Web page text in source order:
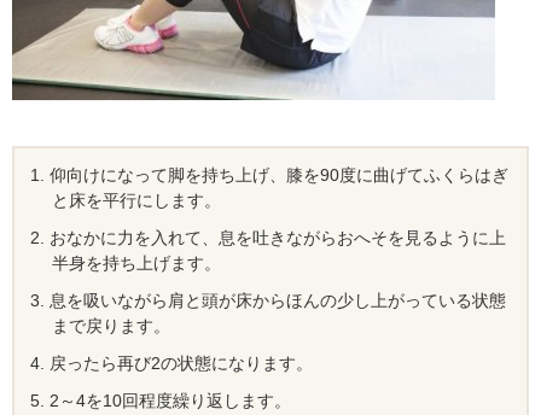
仰向けになって脚を持ち上げ、膝を90度に曲げてふくらはぎ
と床を平行にします。
おなかに力を入れて、息を吐きながらおへそを見るように上
半身を持ち上げます。
息を吸いながら肩と頭が床からほんの少し上がっている状態
まで戻ります。
戻ったら再び2の状態になります。
2～4を10回程度繰り返します。